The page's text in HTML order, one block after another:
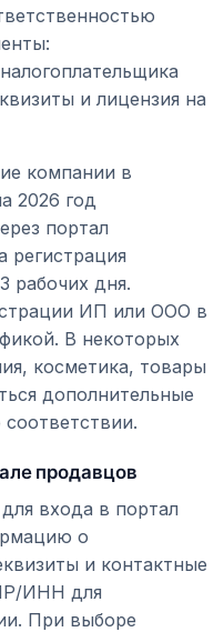
и лицензия на
компании в
2026 год
портал
регистрация
рабочих дня.
ИП или ООО в
В некоторых
косметика, товары
дополнительные
продавцов
входа в портал
о
и контактные
ИНН для
При выборе